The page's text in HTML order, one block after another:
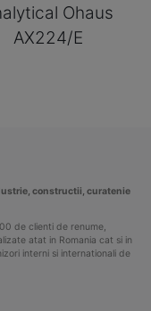
Ohaus
AX224/E
constructii, curatenie
de clienti de renume,
atat in Romania cat si in
interni si internationali de